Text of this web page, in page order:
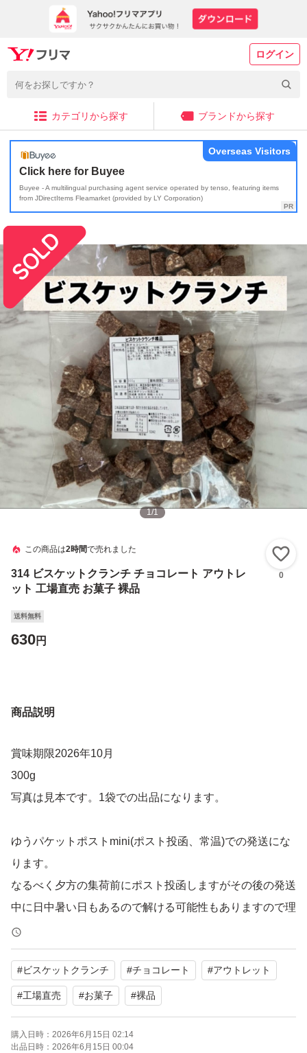
ログイン
カテゴリから探す ブランドから探す
Click here for Buyee
Buyee - A multilingual purchasing agent service operated by tenso, featuring items
from JDirectItems Fleamarket (provided by LY Corporation)
Overseas Visitors
1/1
この商品は2時間で売れました
314 ビスケットクランチ チョコレート アウトレ
ット 工場直売 お菓子 裸品
0
送料無料
630円
商品説明
賞味期限2026年10月
300g
写真は見本です。1袋での出品になります。
ゆうパケットポストmini(ポスト投函、常温)での発送にな
ります。
なるべく夕方の集荷前にポスト投函しますがその後の発送
中に日中暑い日もあるので解ける可能性もありますので理
解の上お願いします。
厚みがギリギリのため緩衝材なしで専用封筒に入れる梱包
になります。
アウトレット品ですが輸送中にも割れ等が発生することが
あります。
在庫状況や賞味期限等により値段が変動しますがご了承く
#ビスケットクランチ #チョコレート #アウトレット
#工場直売 #お菓子 #裸品
購入日時： 2026年6月15日 02:14
出品日時： 2026年6月15日 00:04